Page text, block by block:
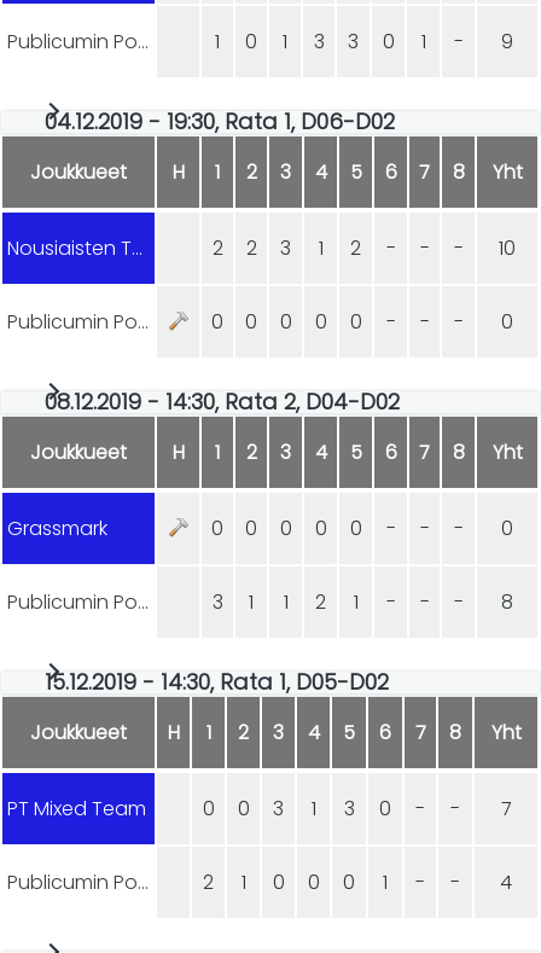
Publicumin Ponnistus 1 0 1 3 3 0 1 - 9
04.12.2019 - 19:30, Rata 1, D06-D02
Joukkueet H 1 2 3 4 5 6 7 8 Yht
Nousiaisten Towerit 2 2 3 1 2 - - - 10
Publicumin Ponnistus 0 0 0 0 0 - - - 0
08.12.2019 - 14:30, Rata 2, D04-D02
Joukkueet H 1 2 3 4 5 6 7 8 Yht
Grassmark 0 0 0 0 0 - - - 0
Publicumin Ponnistus 3 1 1 2 1 - - - 8
15.12.2019 - 14:30, Rata 1, D05-D02
Joukkueet H 1 2 3 4 5 6 7 8 Yht
PT Mixed Team 0 0 3 1 3 0 - - 7
Publicumin Ponnistus 2 1 0 0 0 1 - - 4